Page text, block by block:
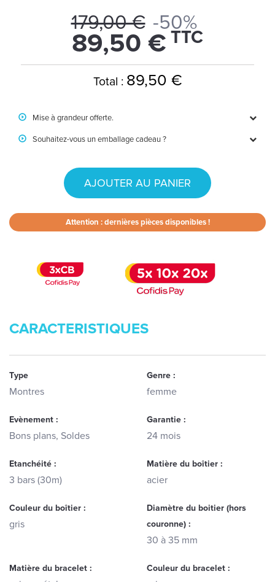
179,00 € -50%
89,50 € TTC
Total : 89,50 €
Mise à grandeur offerte.
Souhaitez-vous un emballage cadeau ?
AJOUTER AU PANIER
Attention : dernières pièces disponibles !
CARACTERISTIQUES
Type
Montres
Genre :
femme
Evènement :
Bons plans, Soldes
Garantie :
24 mois
Etanchéité :
3 bars (30m)
Matière du boîtier :
acier
Couleur du boîtier :
gris
Diamètre du boitier (hors
couronne) :
30 à 35 mm
Matière du bracelet : Couleur du bracelet :